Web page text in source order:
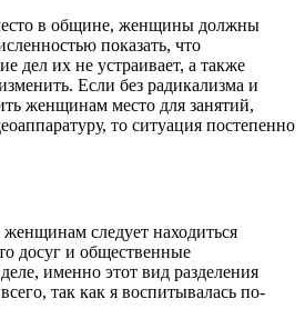
в общине, женщины должны
показать, что
дел их не устраивает, а также
Если без радикализма и
женщинам место для занятий,
то ситуация постепенно
следует находиться
досуг и общественные
именно этот вид разделения
так как я воспитывалась по-